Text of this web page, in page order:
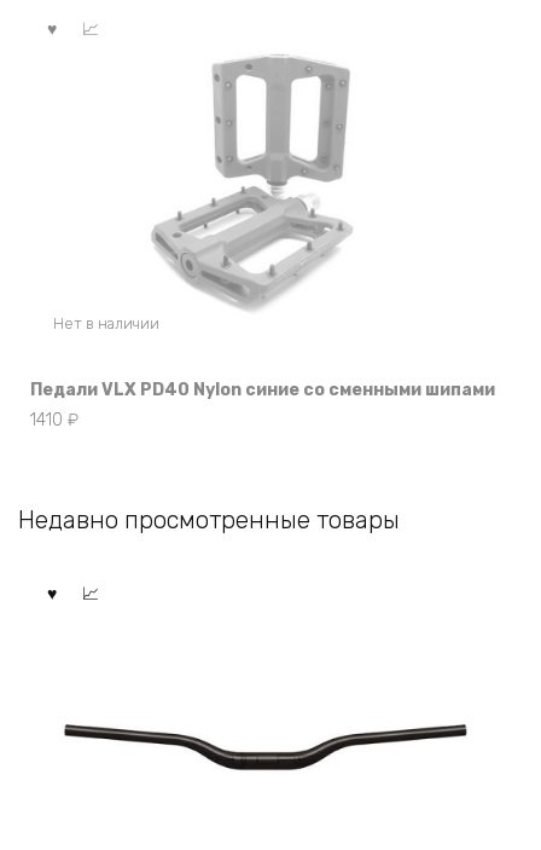
Нет в наличии
Педали VLX PD40 Nylon синие со сменными шипами
1410 ₽
Недавно просмотренные товары